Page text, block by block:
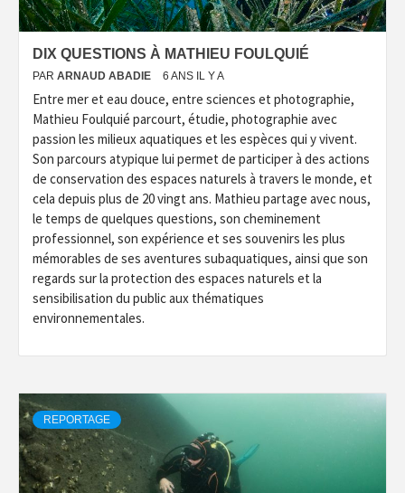
DIX QUESTIONS À MATHIEU FOULQUIÉ
PAR ARNAUD ABADIE 6 ANS IL Y A
Entre mer et eau douce, entre sciences et photographie,
Mathieu Foulquié parcourt, étudie, photographie avec
passion les milieux aquatiques et les espèces qui y vivent.
Son parcours atypique lui permet de participer à des actions
de conservation des espaces naturels à travers le monde, et
cela depuis plus de 20 vingt ans. Mathieu partage avec nous,
le temps de quelques questions, son cheminement
professionnel, son expérience et ses souvenirs les plus
mémorables de ses aventures subaquatiques, ainsi que son
regards sur la protection des espaces naturels et la
sensibilisation du public aux thématiques
environnementales.
REPORTAGE